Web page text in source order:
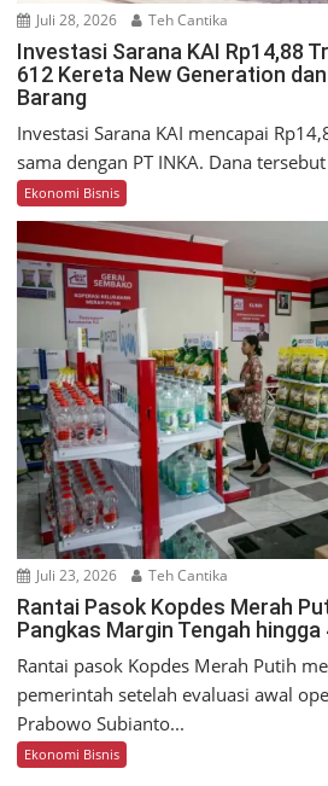
Juli 28, 2026 Teh Cantika
Investasi Sarana KAI Rp14,88
612 Kereta New Generation
Barang
Investasi Sarana KAI mencapai
sama dengan PT INKA. Dana
Ekonomi Bisnis
Juli 23, 2026 Teh Cantika
Rantai Pasok Kopdes Merah
Pangkas Margin Tengah hingga
Rantai pasok Kopdes Merah Putih
pemerintah setelah evaluasi awal
Prabowo Subianto...
Ekonomi Bisnis